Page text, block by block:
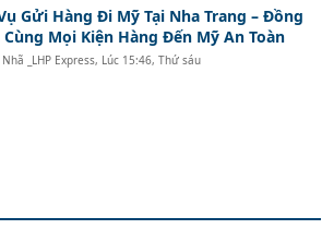
Gửi Hàng Đi Mỹ Tại Nha Trang – Đồng
Cùng Mọi Kiện Hàng Đến Mỹ An Toàn
_LHP Express, Lúc 15:46, Thứ sáu